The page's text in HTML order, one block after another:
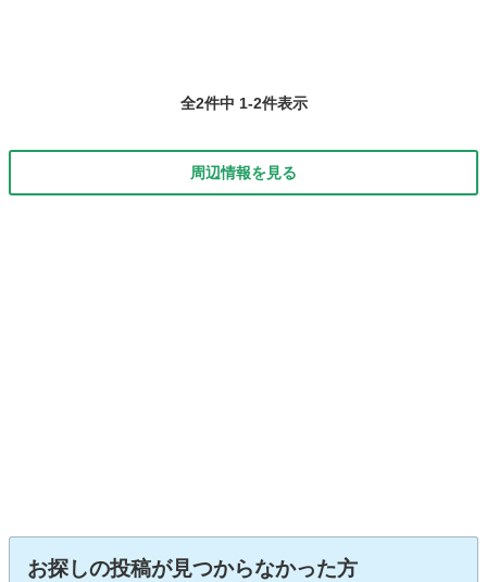
全2件中 1-2件表示
周辺情報を見る
お探しの投稿が見つからなかった方